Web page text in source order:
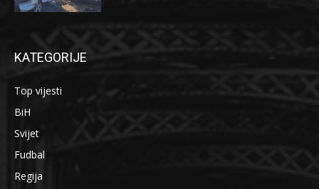
KATEGORIJE
Top vijesti
BiH
Svijet
Fudbal
Regija